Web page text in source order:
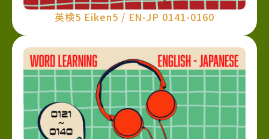
英検5 Eiken5 / EN-JP 0141-0160